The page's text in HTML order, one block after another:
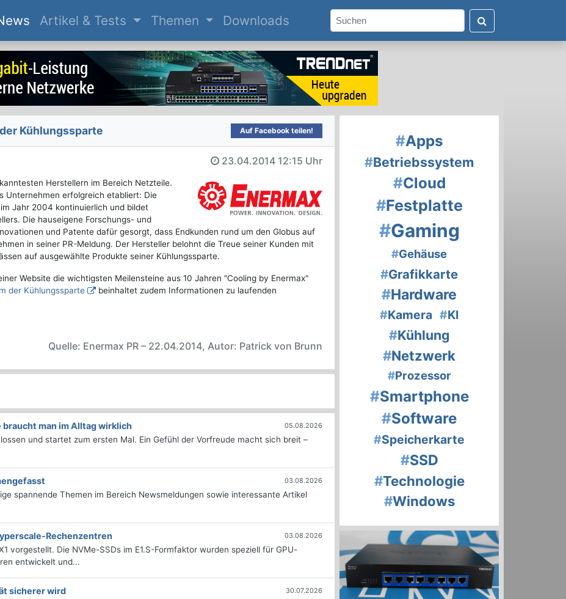
(current)
Artikel & Tests Themen Downloads
Kühlungssparte Auf Facebook teilen!
23.04.2014 12:15 Uhr
Herstellern im Bereich Netzteile.
Unternehmen erfolgreich etabliert: Die
Jahr 2004 kontinuierlich und bildet
Die hauseigene Forschungs- und
und Patente dafür gesorgt, dass Endkunden rund um den Globus auf
in seiner PR-Meldung. Der Hersteller belohnt die Treue seiner Kunden mit
auf ausgewählte Produkte seiner Kühlungssparte.
Website die wichtigsten Meilensteine aus 10 Jahren "Cooling by Enermax"
der Kühlungssparte
beinhaltet zudem Informationen zu laufenden
Quelle: Enermax PR – 22.04.2014, Autor: Patrick von Brunn
man im Alltag wirklich 05.08.2026
und startet zum ersten Mal. Ein Gefühl der Vorfreude macht sich breit –
03.08.2026
spannende Themen im Bereich Newsmeldungen sowie interessante Artikel
Rechenzentren 03.08.2026
vorgestellt. Die NVMe-SSDs im E1.S-Formfaktor wurden speziell für GPU-
entwickelt und...
sicherer wird 30.07.2026
#Apps
#Betriebssystem
#Cloud
#Festplatte
#Gaming
#Gehäuse
#Grafikkarte
#Hardware
#Kamera #KI
#Kühlung
#Netzwerk
#Prozessor
#Smartphone
#Software
#Speicherkarte
#SSD
#Technologie
#Windows